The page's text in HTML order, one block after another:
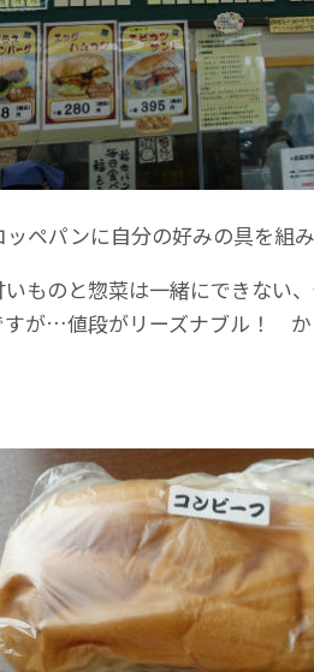
ペパンに自分の好みの具を組
ものと惣菜は一緒にできない
すが…値段がリーズナブル！ か